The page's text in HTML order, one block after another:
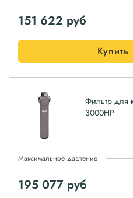
151 622 руб
Купить
Фильтр для
3000HP
Максимальное давление
195 077 руб